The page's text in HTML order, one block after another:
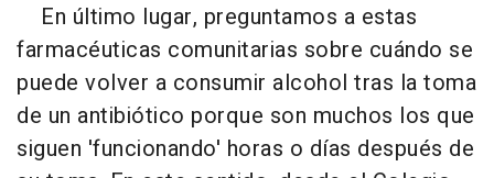
En último lugar, preguntamos a estas
farmacéuticas comunitarias sobre cuándo se
puede volver a consumir alcohol tras la toma
de un antibiótico porque son muchos los que
siguen 'funcionando' horas o días después de